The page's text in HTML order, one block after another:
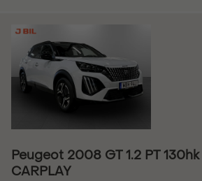
Peugeot 2008 GT 1.2 PT
CARPLAY